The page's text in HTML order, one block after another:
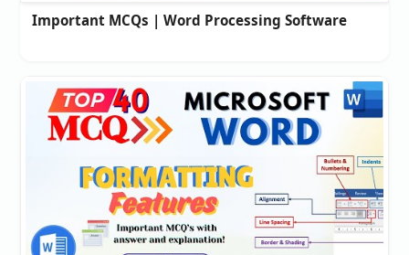
Important MCQs | Word Processing Software